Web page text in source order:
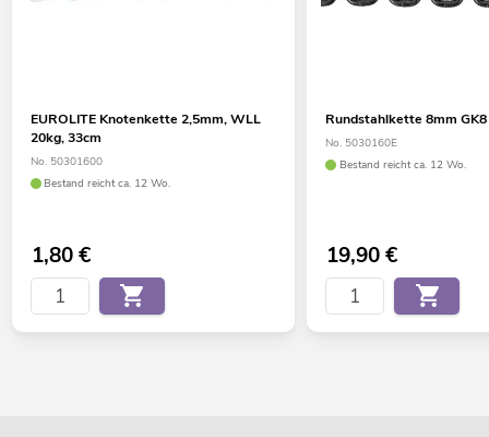
EUROLITE Knotenkette 2,5mm, WLL
20kg, 33cm
No. 50301600
Bestand reicht ca. 12 Wo.
1,80€
Rundstahlkette 8mm
No. 5030160E
Bestand reicht ca. 12 Wo.
19,90€